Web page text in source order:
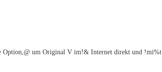
Option,@ um Original V im!& Internet direkt und !mi%t